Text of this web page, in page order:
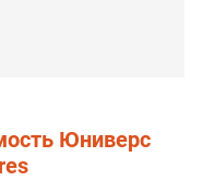
Юниверс